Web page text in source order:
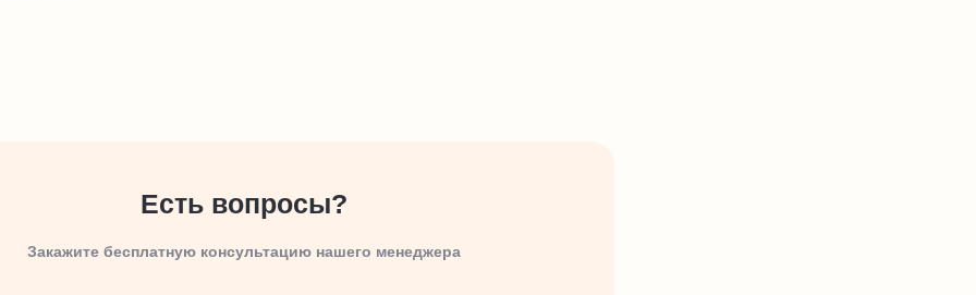
Есть вопросы?
Закажите бесплатную консультацию нашего менеджера